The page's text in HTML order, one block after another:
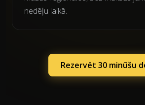
nedēļu laikā.
Rezervēt 30 minūšu